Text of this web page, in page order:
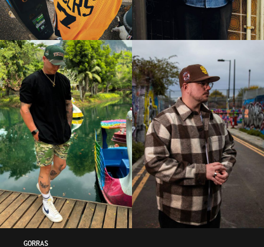
GORRAS